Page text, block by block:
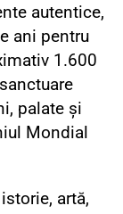
autentice,
ani pentru
1.600
palate și
Mondial
artă,